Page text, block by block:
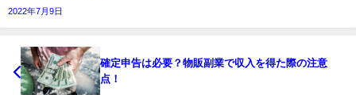
2022年7月9日
確定申告は必要？物販副業で収入を得た際の注意
点！